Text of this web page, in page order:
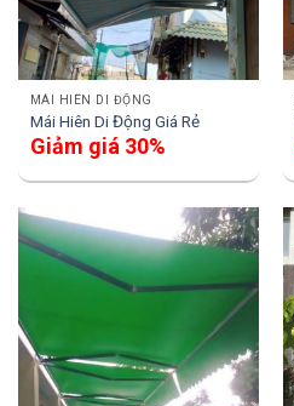
MÁI HIÊN DI ĐỘNG
Mái Hiên Di Động Giá Rẻ
Giảm giá 30%